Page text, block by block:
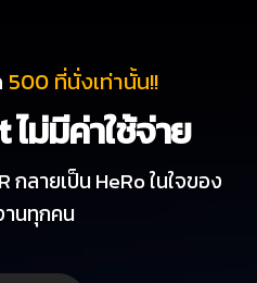
500 ที่นั่งเท่านั้น!!
ไม่มีค่าใช้จ่าย
กลายเป็น HeRo ในใจของ
นทุกคน